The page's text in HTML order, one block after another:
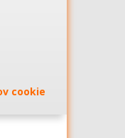
cookie